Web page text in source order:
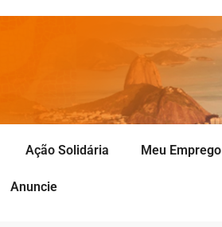
Ação Solidária Meu Emprego
Anuncie